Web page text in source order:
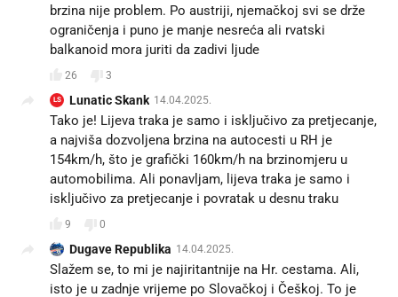
brzina nije problem. Po austriji, njemačkoj svi se drže
ograničenja i puno je manje nesreća ali rvatski
balkanoid mora juriti da zadivi ljude
26 3
LS Lunatic Skank 14.04.2025.
Tako je! Lijeva traka je samo i isključivo za pretjecanje,
a najviša dozvoljena brzina na autocesti u RH je
154km/h, što je grafički 160km/h na brzinomjeru u
automobilima. Ali ponavljam, lijeva traka je samo i
isključivo za pretjecanje i povratak u desnu traku
9 0
Dugave Republika 14.04.2025.
Slažem se, to mi je najiritantnije na Hr. cestama. Ali,
isto je u zadnje vrijeme po Slovačkoj i Češkoj. To je